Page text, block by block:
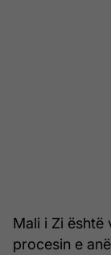
Mali i Zi është
procesin e